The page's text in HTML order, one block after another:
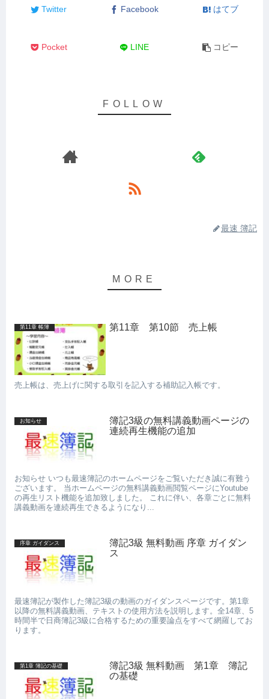
Twitter Facebook はてブ
Pocket LINE コピー
最速 簿記
第11章 帳簿 第11章 第10節 売上帳
売上帳は、売上げに関する取引を記入する補助記入帳です。
お知らせ
簿記3級の無料講義動画ページの
連続再生機能の追加
お知らせ いつも最速簿記のホームページをご覧いただき誠に有難う
ございます。 当ホームページの無料講義動画閲覧ページにYoutube
の再生リスト機能を追加致しました。 これに伴い、各章ごとに無料
講義動画を連続再生できるようになり...
序章 ガイダンス
簿記3級 無料動画 序章 ガイダン
ス
最速簿記が製作した簿記3級の動画のガイダンスページです。第1章
以降の無料講義動画、テキストの使用方法を説明します。全14章、5
時間半で日商簿記3級に合格するための重要論点をすべて網羅してお
ります。
第1章 簿記の基礎
簿記3級 無料動画 第1章 簿記
の基礎